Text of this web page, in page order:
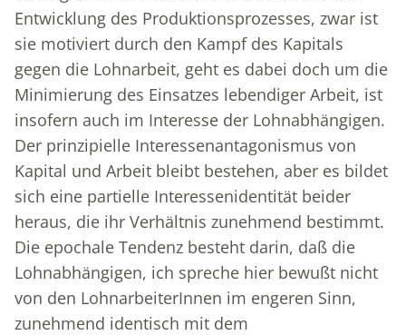
Entwicklung des Produktionsprozesses, zwar ist
sie motiviert durch den Kampf des Kapitals
gegen die Lohnarbeit, geht es dabei doch um die
Minimierung des Einsatzes lebendiger Arbeit, ist
insofern auch im Interesse der Lohnabhängigen.
Der prinzipielle Interessenantagonismus von
Kapital und Arbeit bleibt bestehen, aber es bildet
sich eine partielle Interessenidentität beider
heraus, die ihr Verhältnis zunehmend bestimmt.
Die epochale Tendenz besteht darin, daß die
Lohnabhängigen, ich spreche hier bewußt nicht
von den LohnarbeiterInnen im engeren Sinn,
zunehmend identisch mit dem